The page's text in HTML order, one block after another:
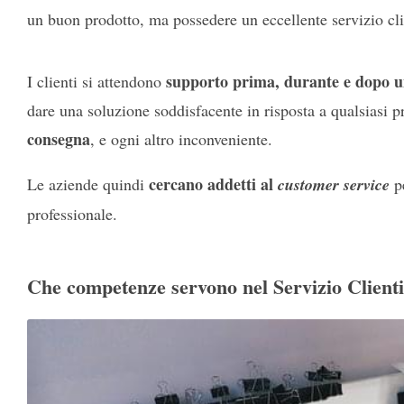
un buon prodotto, ma possedere un eccellente servizio
I clienti si attendono supporto prima, durante e dopo
dare una soluzione soddisfacente in risposta a qualsiasi
consegna, e ogni altro inconveniente.
Le aziende quindi cercano addetti al customer service
professionale.
Che competenze servono nel Servizio